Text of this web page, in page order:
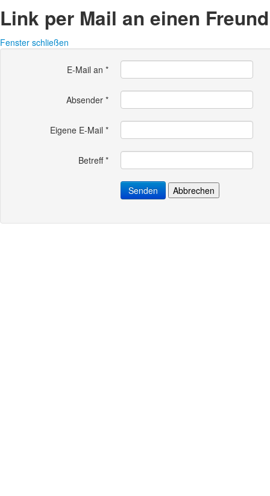
Link per Mail an einen
Fenster schließen
E-Mail an *
Absender *
Eigene E-Mail *
Betreff*
Senden Abbrechen